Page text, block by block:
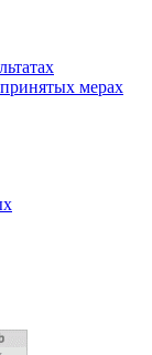
мерах